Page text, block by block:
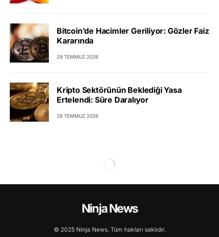
Bitcoin’de Hacimler Geriliyor: Gözler Faiz
Kararında
29 TEMMUZ 2026
Kripto Sektörünün Beklediği Yasa
Ertelendi: Süre Daralıyor
28 TEMMUZ 2026
Ninja News
© 2025 Ninja News. Tüm hakları saklıdır.